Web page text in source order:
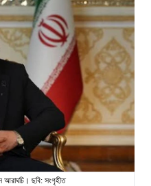
আরাঘচি। ছবি: সংগৃহীত